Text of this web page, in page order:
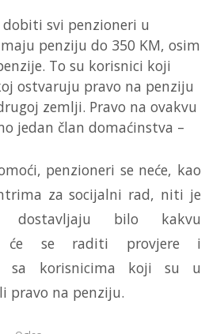
svi penzioneri u
penziju do 350 KM, osim
To su korisnici koji
ostvaruju pravo na penziju
zemlji. Pravo na ovakvu
jedan član domaćinstva –
penzioneri se neće, kao
za socijalni rad, niti je
bilo kakvu
će se raditi provjere i
sa korisnicima koji su u
pravo na penziju.